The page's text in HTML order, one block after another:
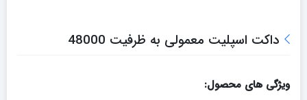
داکت اسپلیت معمولی به ظرفیت 48000
ویژگی های محصول: